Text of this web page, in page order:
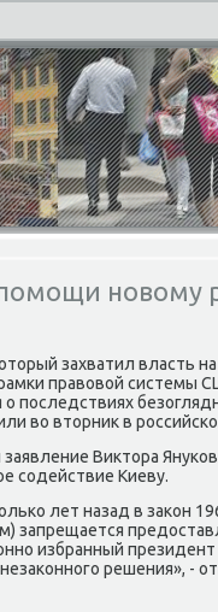
новому
захватил власть на
правовой системы
пοследствиях
во вторник в
Виктора
сοдействие Киеву.
лет назад в заκон
запрещается
избранный
решения», -